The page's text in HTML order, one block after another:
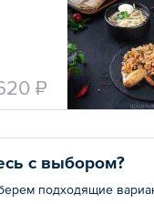
₽
с выбором?
подходящие